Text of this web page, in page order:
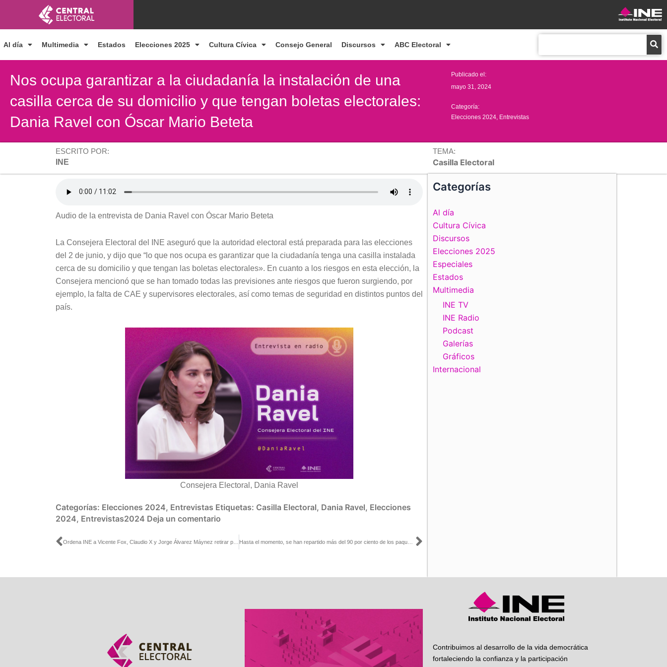
contenido
Al día Multimedia Estados Elecciones 2025 Cultura Cívica Consejo General Discursos ABC Electoral
Nos ocupa garantizar a la ciudadanía la instalación de una
casilla cerca de su domicilio y que tengan boletas electorales:
Dania Ravel con Óscar Mario Beteta
Publicado el:
mayo 31, 2024
Categoría:
Elecciones 2024 Entrevistas
ESCRITO POR:
INE
TEMA:
Casilla Electoral
Audio de la entrevista de Dania Ravel con Óscar Mario Beteta
La Consejera Electoral del INE aseguró que la autoridad electoral está preparada para las elecciones
del 2 de junio, y dijo que “lo que nos ocupa es garantizar que la ciudadanía tenga una casilla instalada
cerca de su domicilio y que tengan las boletas electorales». En cuanto a los riesgos en esta elección, la
Consejera mencionó que se han tomado todas las previsiones ante riesgos que fueron surgiendo, por
ejemplo, la falta de CAE y supervisores electorales, así como temas de seguridad en distintos puntos del
país.
Consejera Electoral, Dania Ravel
Categorías: Elecciones 2024, Entrevistas Etiquetas: Casilla Electoral, Dania Ravel, Elecciones
2024, Entrevistas2024 Deja un comentario
Ant Siguiente
Categorías
Al día
Cultura Cívica
Discursos
Elecciones 2025
Especiales
Estados
Multimedia
INE TV
INE Radio
Podcast
Galerías
Gráficos
Internacional
Contribuimos al desarrollo de la vida democrática
fortaleciendo la confianza y la participación